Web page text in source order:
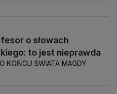
o słowach
to jest nieprawda
KOŃCU ŚWIATA MAGDY